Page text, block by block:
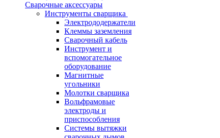
Сварочные аксессуары
Инструменты сварщика
Электрододержатели
Клеммы заземления
Сварочный кабель
Инструмент и
вспомогательное
оборудование
Магнитные
угольники
Молотки сварщика
Вольфрамовые
электроды и
приспособления
Системы вытяжки